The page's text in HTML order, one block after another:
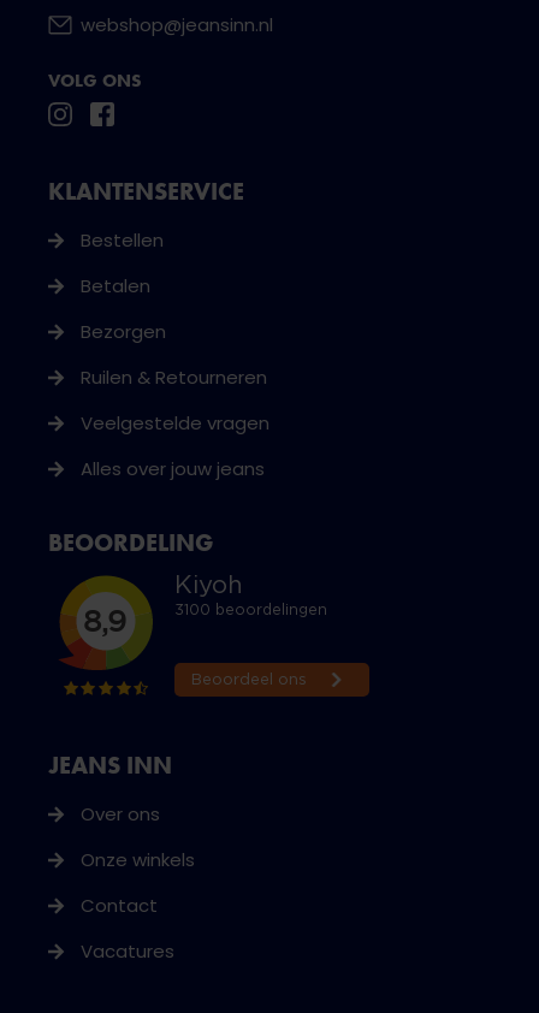
webshop@jeansinn.nl
VOLG ONS
JEANS INN
Over ons
Onze winkels
Contact
Vacatures
KLANTENSERVICE
Bestellen
Betalen
Bezorgen
Ruilen & Retourneren
Veelgestelde vragen
Alles over jouw jeans
BEOORDELING